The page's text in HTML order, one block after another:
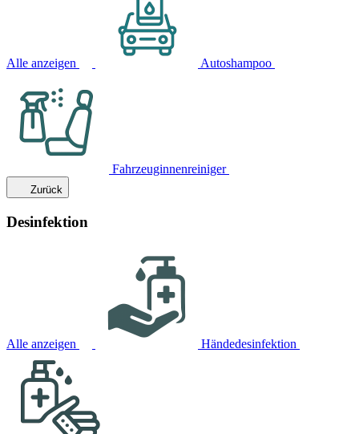
Alle anzeigen Autoshampoo
Fahrzeuginnenreiniger
Zurück
Desinfektion
Alle anzeigen Händedesinfektion